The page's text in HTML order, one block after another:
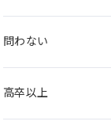
問わない
高卒以上